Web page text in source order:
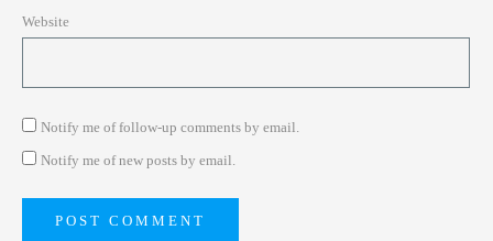
Website
Notify me of follow-up comments by email.
Notify me of new posts by email.